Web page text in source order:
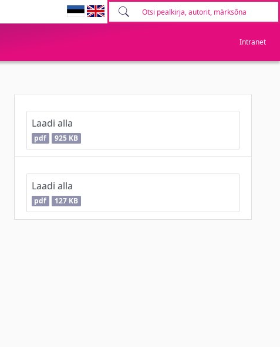
Intranet
Laadi alla
pdf 925 KB
Laadi alla
pdf 127 KB